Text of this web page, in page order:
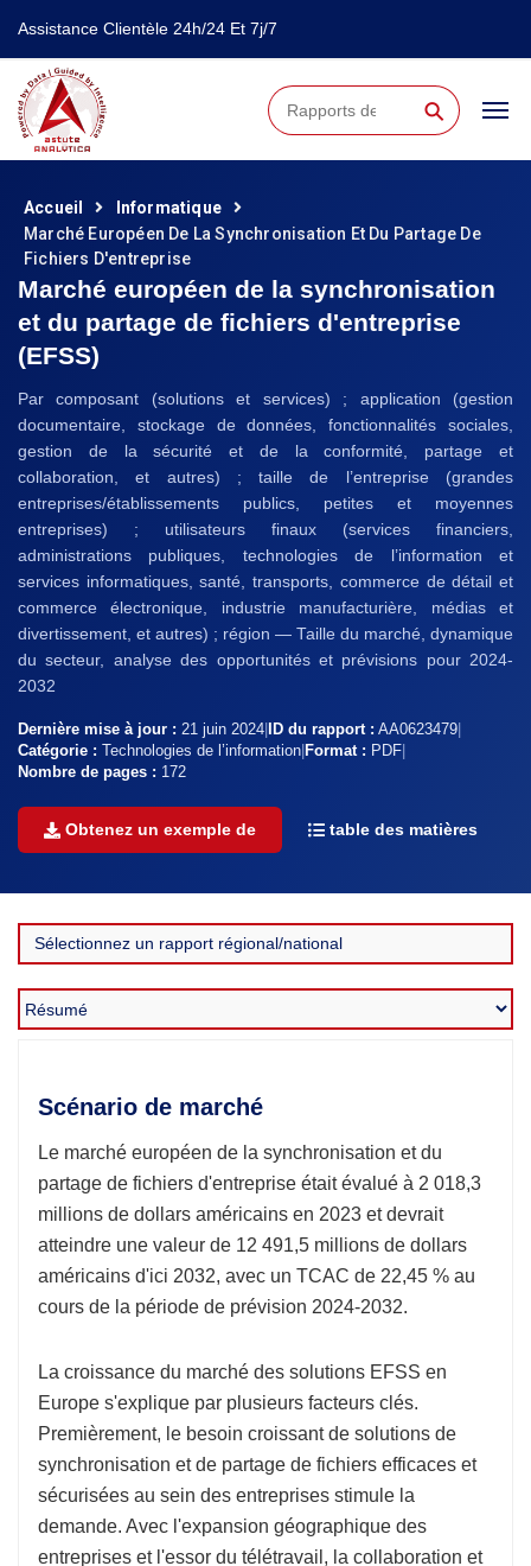
Assistance Clientèle 24h/24 Et 7j/7
⚲
Accueil
Informatique
Marché Européen De La Synchronisation Et Du Partage De
Fichiers D'entreprise
Marché européen de la synchronisation
et du partage de fichiers d'entreprise
(EFSS)
Par composant (solutions et services) ; application (gestion
documentaire, stockage de données, fonctionnalités sociales,
gestion de la sécurité et de la conformité, partage et
collaboration, et autres) ; taille de l’entreprise (grandes
entreprises/établissements publics, petites et moyennes
entreprises) ; utilisateurs finaux (services financiers,
administrations publiques, technologies de l’information et
services informatiques, santé, transports, commerce de détail et
commerce électronique, industrie manufacturière, médias et
divertissement, et autres) ; région — Taille du marché, dynamique
du secteur, analyse des opportunités et prévisions pour 2024-
2032
Dernière mise à jour : 21 juin 2024 ID du rapport : AA0623479
Catégorie : Technologies de l’information Format : PDF
Nombre de pages : 172
Obtenez un exemple de table des matières
Scénario de marché
Le marché européen de la synchronisation et du
partage de fichiers d'entreprise était évalué à 2 018,3
millions de dollars américains en 2023 et devrait
atteindre une valeur de 12 491,5 millions de dollars
américains d'ici 2032, avec un TCAC de 22,45 % au
cours de la période de prévision 2024-2032.
La croissance du marché des solutions EFSS en
Europe s'explique par plusieurs facteurs clés.
Premièrement, le besoin croissant de solutions de
synchronisation et de partage de fichiers efficaces et
sécurisées au sein des entreprises stimule la
demande. Avec l'expansion géographique des
entreprises et l'essor du télétravail, la collaboration et